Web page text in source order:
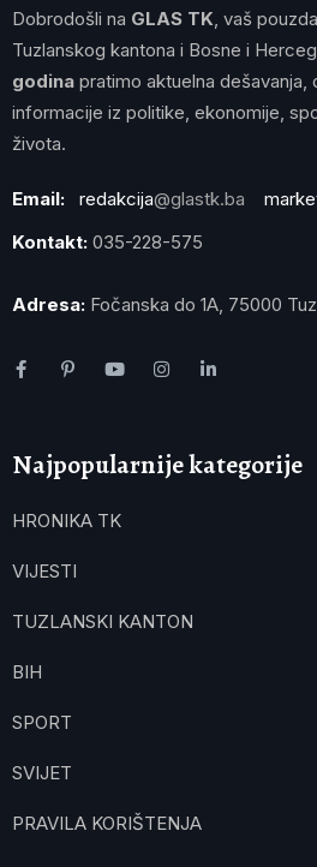
Dobrodošli na GLAS TK , vaš
Tuzlanskog kantona i Bosne i
godina pratimo aktuelna dešavanja,
informacije iz politike, ekonomije,
života.
Email: redakcija@glastk.ba
Kontakt: 035-228-575
Adresa: Fočanska do 1A, 75000
Najpopularnije kategorije
HRONIKA TK
VIJESTI
TUZLANSKI KANTON
BIH
SPORT
SVIJET
PRAVILA KORIŠTENJA